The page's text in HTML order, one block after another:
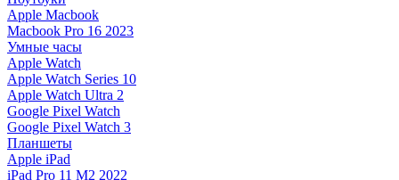
Apple Macbook
Macbook Pro 16 2023
Умные часы
Apple Watch
Apple Watch Series 10
Apple Watch Ultra 2
Google Pixel Watch
Google Pixel Watch 3
Планшеты
Apple iPad
iPad Pro 11 M2 2022